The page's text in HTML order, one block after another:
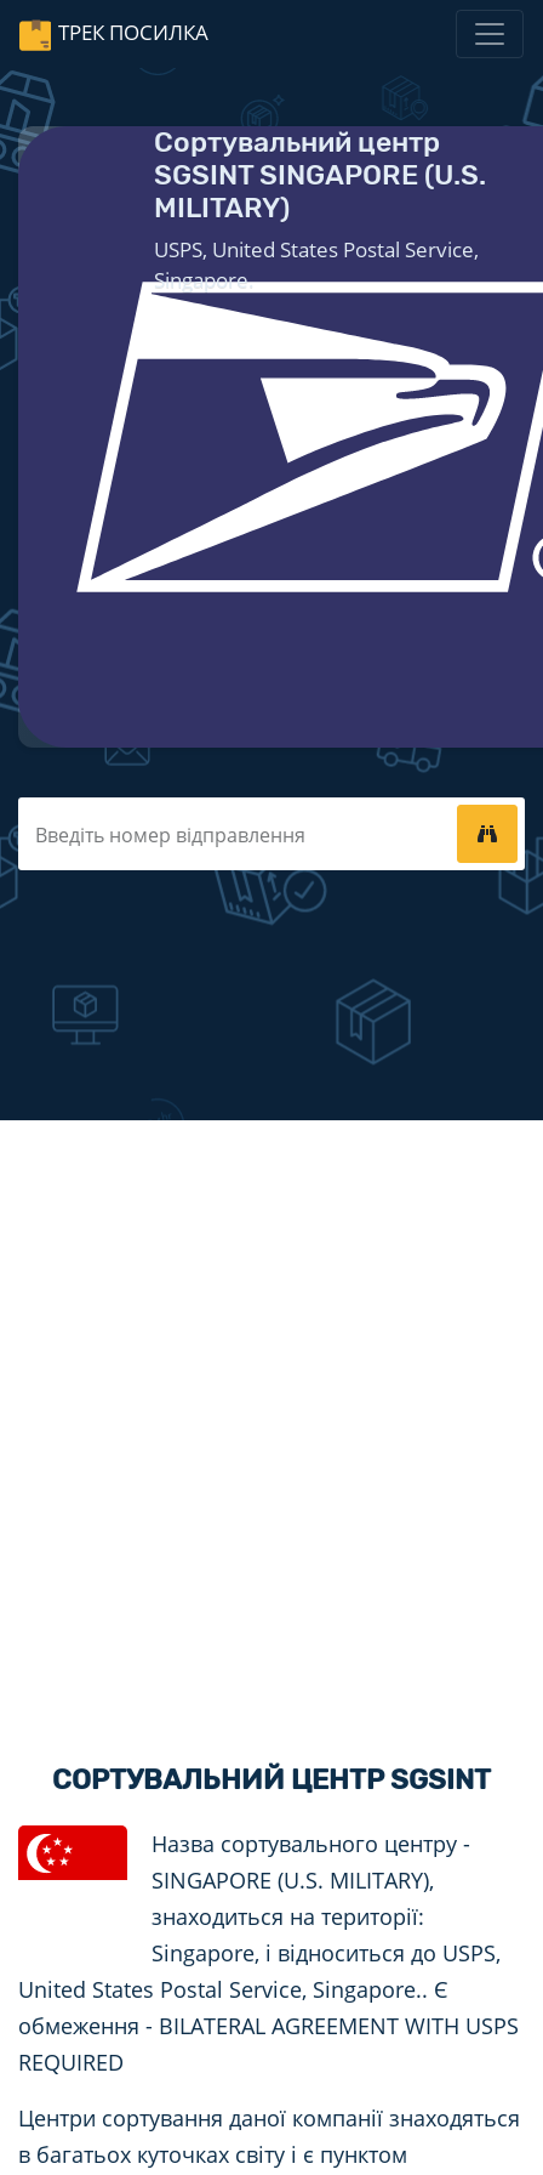
ТРЕК ПОСИЛКА
Сортувальний центр
SGSINT SINGAPORE (U.S.
MILITARY)
USPS, United States Postal Service,
Singapore.
СОРТУВАЛЬНИЙ ЦЕНТР SGSINT
Назва сортувального центру -
SINGAPORE (U.S. MILITARY),
знаходиться на території:
Singapore, і відноситься до USPS,
United States Postal Service, Singapore.. Є
обмеження - BILATERAL AGREEMENT WITH USPS
REQUIRED
Центри сортування даної компанії знаходяться
в багатьох куточках світу і є пунктом